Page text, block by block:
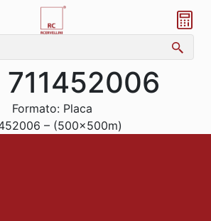
711452006
Formato: Placa
– (500x500m)